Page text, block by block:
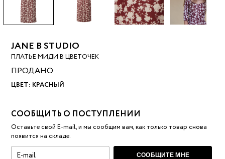
JANE B STUDIO
ПЛАТЬЕ МИДИ В ЦВЕТОЧЕК
ПРОДАНО
ЦВЕТ: КРАСНЫЙ
СООБЩИТЬ О ПОСТУПЛЕНИИ
Оставьте свой E-mail, и мы сообщим вам, как только товар снова
появится на складе.
СООБЩИТЕ МНЕ